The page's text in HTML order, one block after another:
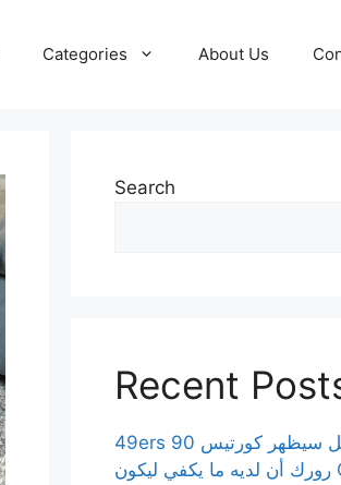
Categories About Us
Search
Recent
49ers 90 في 90: هل سيظهر كورتيس
رورك أن لديه ما يكفي ليكون QB2 في